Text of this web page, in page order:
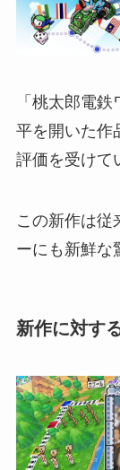
「桃太郎電
平を開いた作
評価を受けて
この新作は従
ーにも新鮮な
新作に対す